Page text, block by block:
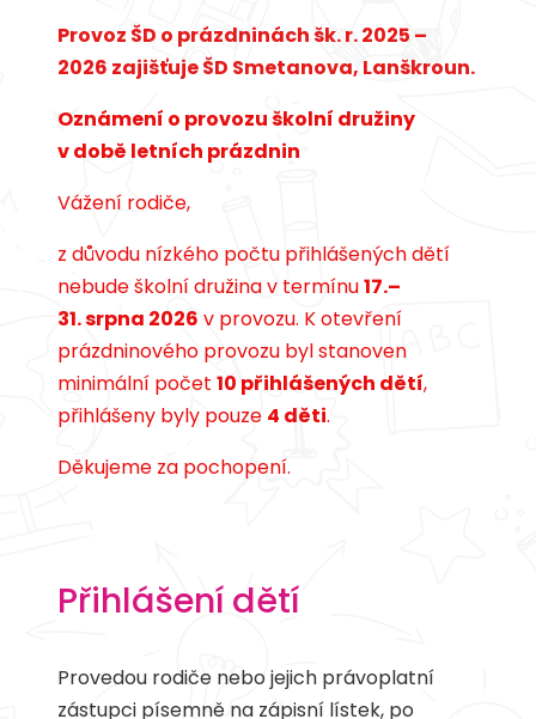
Provoz ŠD o prázdninách šk. r. 2025 –
2026 zajišťuje ŠD Smetanova, Lanškroun.
Oznámení o provozu školní družiny
v době letních prázdnin
Vážení rodiče,
z důvodu nízkého počtu přihlášených dětí
nebude školní družina v termínu17.–
31. srpna 2026 v provozu. K otevření
prázdninového provozu byl stanoven
minimální počet 10 přihlášených dětí,
přihlášeny byly pouze 4 děti.
Děkujeme za pochopení.
Přihlášení dětí
Provedou rodiče nebo jejich právoplatní
zástupci písemně na zápisní lístek, po